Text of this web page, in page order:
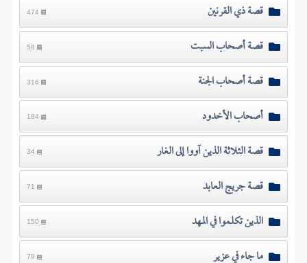
قصة ذي القرنين 474
قصة أصحاب السبت 58
قصة أصحاب الجنة 316
أصحاب الأخدود 184
قصة الثلاثة الذين آووا إلى الغار 34
قصة جريج العابد 71
الذين تكلموا في المهد 150
ما جاء في عزير 79